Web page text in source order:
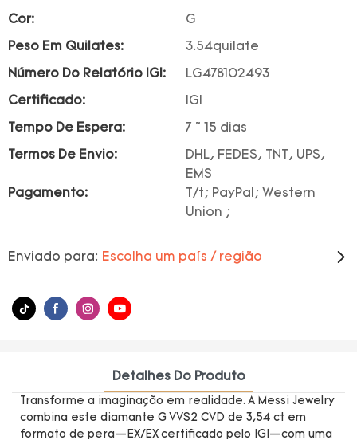
Cor: G
Peso Em Quilates: 3.54quilate
Número Do Relatório IGI: LG478102493
Certificado: IGI
Tempo De Espera: 7 ~ 15 dias
Termos De Envio:
DHL, FEDES, TNT, UPS,
EMS
Pagamento:
T/t; PayPal; Western
Union ;
Enviado para: Escolha um país / região
Detalhes Do Produto
Transforme a imaginação em realidade. A Messi Jewelry
combina este diamante G VVS2 CVD de 3,54 ct em
formato de pera—EX/EX certificado pelo IGI—com uma